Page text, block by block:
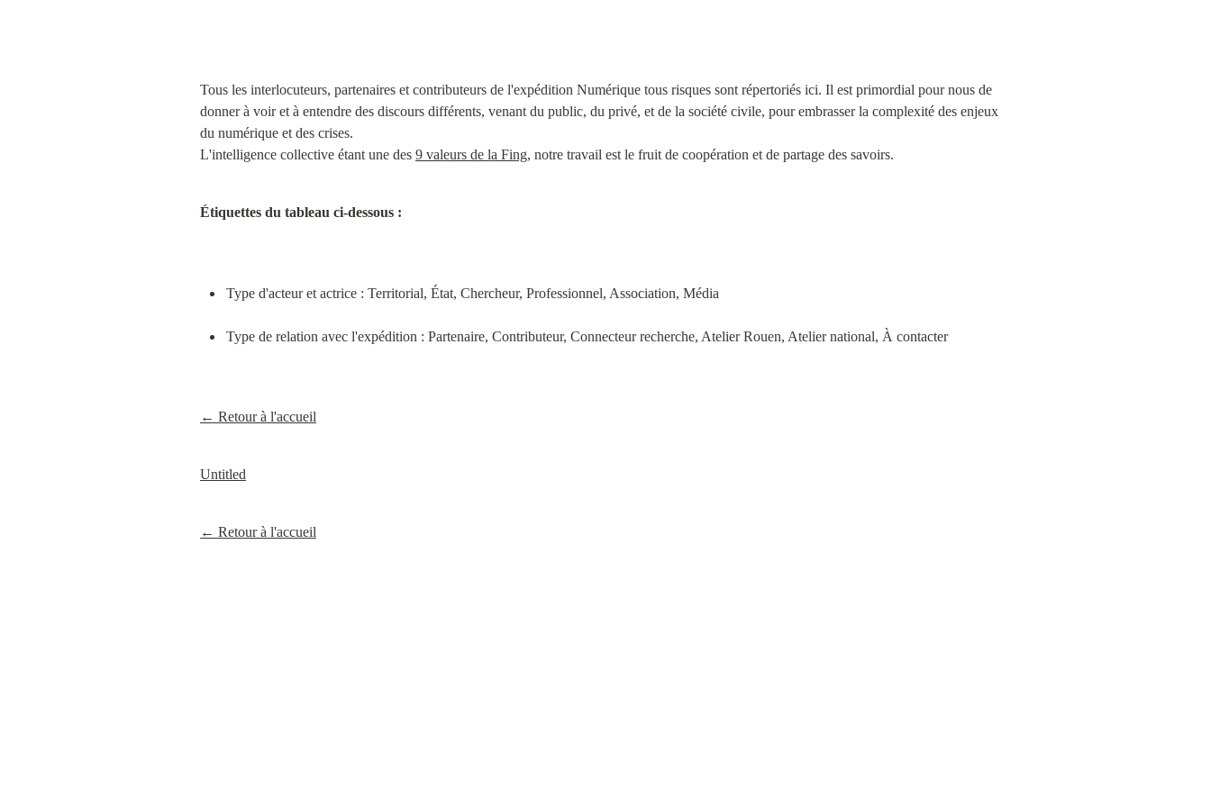
Tous les interlocuteurs, partenaires et contributeurs de l'expédition Numérique tous risques sont répertoriés ici. Il est primordial pour nous de
donner à voir et à entendre des discours différents, venant du public, du privé, et de la société civile, pour embrasser la complexité des enjeux
du numérique et des crises.
L'intelligence collective étant une des 9 valeurs de la Fing, notre travail est le fruit de coopération et de partage des savoirs.
Étiquettes du tableau ci-dessous :
Type d'acteur et actrice : Territorial, État, Chercheur, Professionnel, Association, Média
Type de relation avec l'expédition : Partenaire, Contributeur, Connecteur recherche, Atelier Rouen, Atelier national, À contacter
← Retour à l'accueil
Untitled
← Retour à l'accueil